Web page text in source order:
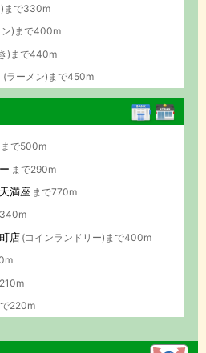
まで330m
ン)まで400m
)まで440m
(ラーメン)まで450m
まで500m
まで290m
満座 まで770m
店 (コインランドリー)まで400m
220m